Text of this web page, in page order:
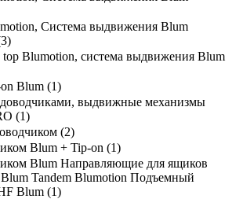
Система выдвижения Blum
3)
Blumotion, система выдвижения Blum
Blum (1)
выдвижные механизмы
(1)
(2)
Blum + Tip-on (1)
Blum Направляющие для ящиков
Tandem Blumotion Подъемный
Blum (1)